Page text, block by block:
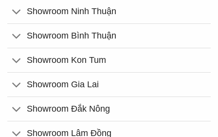
Showroom Ninh Thuận
Showroom Bình Thuận
Showroom Kon Tum
Showroom Gia Lai
Showroom Đắk Nông
Showroom Lâm Đồng